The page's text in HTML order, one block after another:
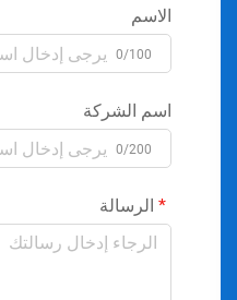
الاسم
0/100
اسم الشركة
0/200
الرسالة